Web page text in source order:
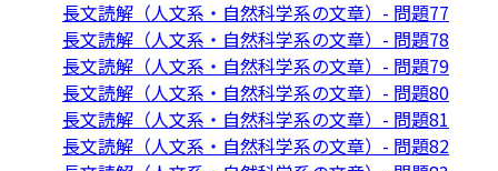
長文読解（人文系・自然科学系の文章）- 問題77
長文読解（人文系・自然科学系の文章）- 問題78
長文読解（人文系・自然科学系の文章）- 問題79
長文読解（人文系・自然科学系の文章）- 問題80
長文読解（人文系・自然科学系の文章）- 問題81
長文読解（人文系・自然科学系の文章）- 問題82